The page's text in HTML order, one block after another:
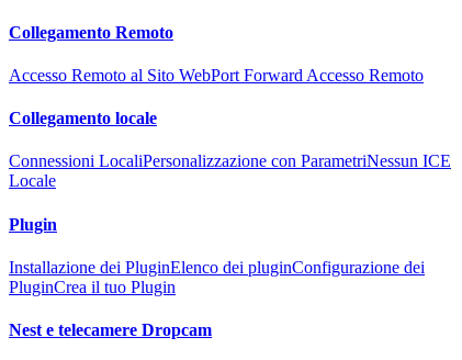
Collegamento Remoto
Accesso Remoto al Sito WebPort Forward Accesso Remoto
Collegamento locale
Connessioni LocaliPersonalizzazione con ParametriNessun ICE
Locale
Plugin
Installazione dei PluginElenco dei pluginConfigurazione dei
PluginCrea il tuo Plugin
Nest e telecamere Dropcam